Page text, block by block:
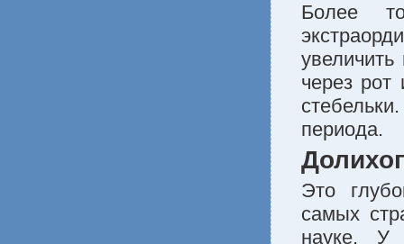
Более
через рот
периода.
Это
самых
науке. У